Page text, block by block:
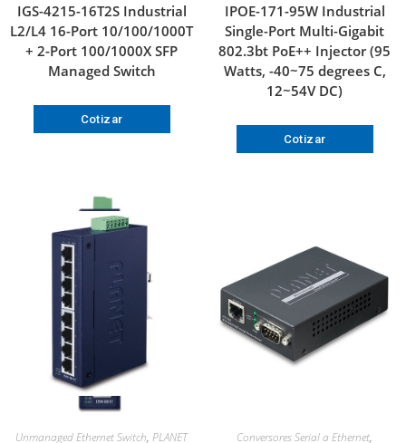
IGS-4215-16T2S Industrial
L2/L4 16-Port 10/100/1000T
+ 2-Port 100/1000X SFP
Managed Switch
Cotizar
IPOE-171-95W Industrial
Single-Port Multi-Gigabit
802.3bt PoE++ Injector (95
Watts, -40~75 degrees C,
12~54V DC)
Cotizar
Unmanaged Ethernet Switch, PLANET Conversores Serial a Ethernet,